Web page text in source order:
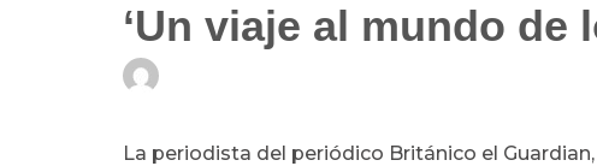
‘Un viaje al mundo de
La periodista del periódico Británico el